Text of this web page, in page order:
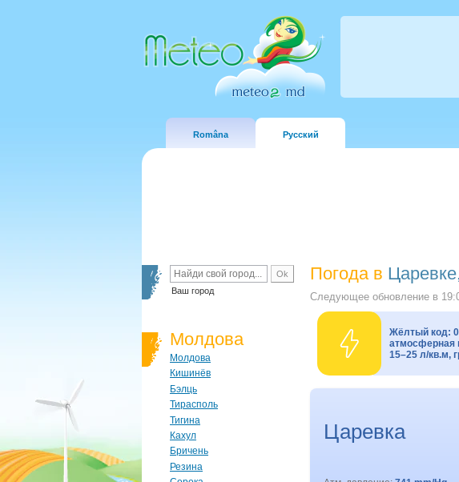
Româna Русский
Ваш город
Молдова
Молдова
Кишинёв
Бэлць
Тирасполь
Тигина
Кахул
Бричень
Резина
Погода в
Следующее обновление в
Жёлтый код:
атмосферная
15–25 л/кв.м,
Царевка